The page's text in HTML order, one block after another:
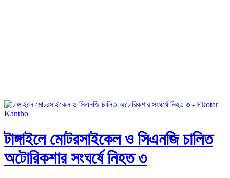
টাঙ্গাইলে মোটরসাইকেল ও সিএনজি চালিত
অটোরিকশার সংঘর্ষে নিহত ৩